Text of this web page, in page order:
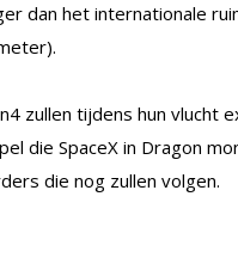
dan het internationale
zullen tijdens hun vlucht
die SpaceX in Dragon
die nog zullen volgen.